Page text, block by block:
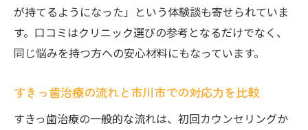
が持てるようになった」という体験談も寄せられていま
す。口コミはクリニック選びの参考となるだけでなく、
同じ悩みを持つ方への安心材料にもなっています。
すきっ歯治療の流れと市川市での対応力を比較
すきっ歯治療の一般的な流れは、初回カウンセリングか